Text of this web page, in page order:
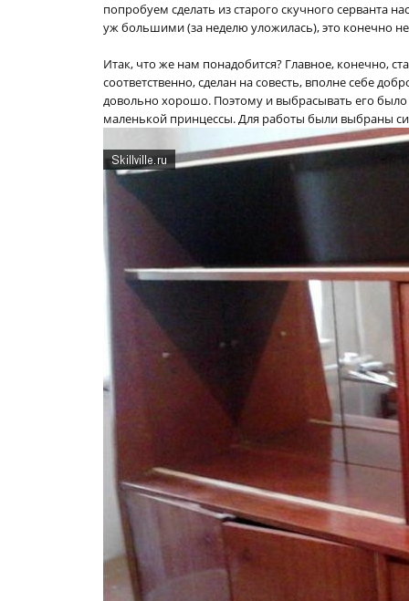
попробуем сделать из старого скучного серванта
уж большими (за неделю уложилась), это конечно
Итак, что же нам понадобится? Главное, конечно,
соответственно, сделан на совесть, вполне себе
довольно хорошо. Поэтому и выбрасывать его
маленькой принцессы. Для работы были выбраны